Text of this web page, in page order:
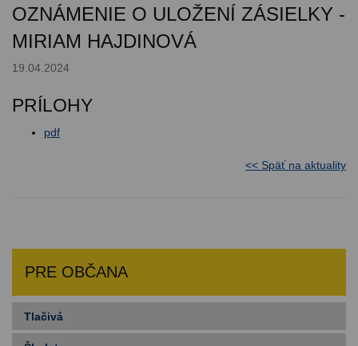
OZNÁMENIE O ULOŽENÍ ZÁSIELKY -
MIRIAM HAJDINOVÁ
19.04.2024
PRÍLOHY
pdf
<< Späť na aktuality
PRE OBČANA
Tlačivá